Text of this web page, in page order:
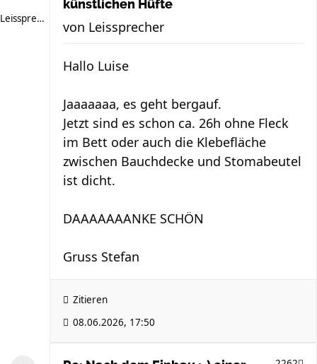
Leissprecher
künstlichen Hüfte
von Leissprecher
Hallo Luise
Jaaaaaaa, es geht bergauf.
Jetzt sind es schon ca. 26h ohne Fleck
im Bett oder auch die Klebefläche
zwischen Bauchdecke und Stomabeutel
ist dicht.
DAAAAAAANKE SCHÖN
Gruss Stefan
Zitieren
08.06.2026, 17:50